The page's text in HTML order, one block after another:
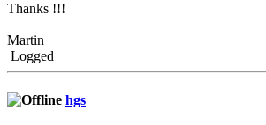
Thanks !!!
Martin
Logged
hgs